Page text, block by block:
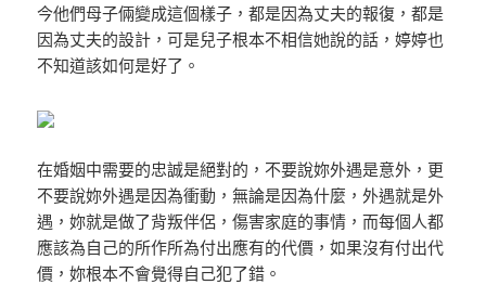
今他們母子倆變成這個樣子，都是因為丈夫的報復，都是
因為丈夫的設計，可是兒子根本不相信她說的話，婷婷也
不知道該如何是好了。
在婚姻中需要的忠誠是絕對的，不要說妳外遇是意外，更
不要說妳外遇是因為衝動，無論是因為什麼，外遇就是外
遇，妳就是做了背叛伴侶，傷害家庭的事情，而每個人都
應該為自己的所作所為付出應有的代價，如果沒有付出代
價，妳根本不會覺得自己犯了錯。